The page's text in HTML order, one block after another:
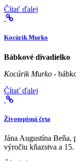
Čítať ďalej
Kocúrik Murko
Bábkové divadielko
Kocúrik Murko -
Čítať ďalej
Životopisná črta
Jána Augustína Beňa,
výročiu kňazstva a